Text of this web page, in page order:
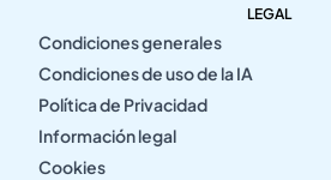
LEGAL
Condiciones generales
Condiciones de uso de la IA
Política de Privacidad
Información legal
Cookies